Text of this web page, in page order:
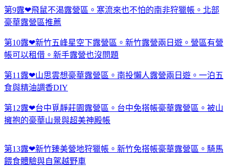
第9露❤飛鼠不渴露營區。寒流來也不怕的南非狩獵帳。北部
豪華露營區推薦
第10露❤新竹五峰星空下露營區。新竹露營兩日遊。營區有營
帳可以租借。新手露營也沒問題
第11露❤山思雲想豪華露營區。南投懶人露營兩日遊。一泊五
食與精油調香DIY
第12露❤台中覓靜莊園露營區。台中免搭帳豪華露營區。被山
擁抱的豪華山景與超美神殿帳
第13露❤新竹臻美營地狩獵帳。新竹免搭帳豪華露營區。騎馬
餵食體驗與自駕越野車